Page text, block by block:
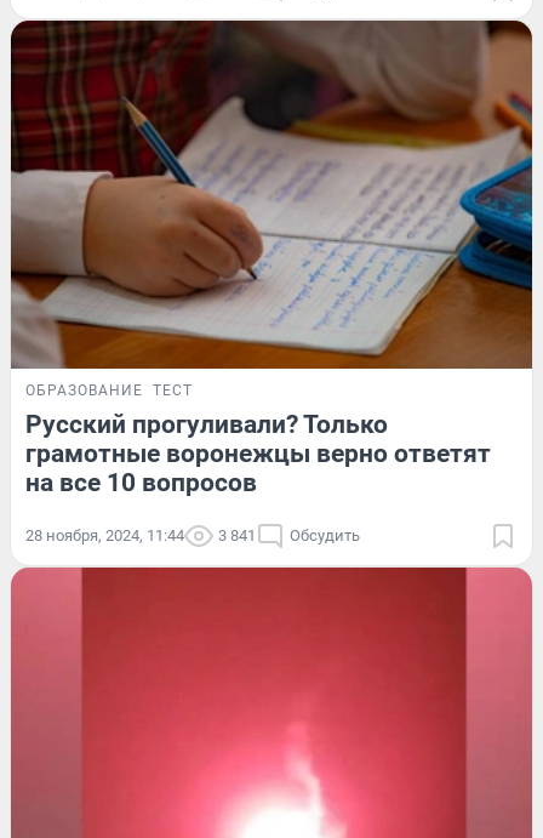
ОБРАЗОВАНИЕ ТЕСТ
Русский прогуливали? Только
грамотные воронежцы верно ответят
на все 10 вопросов
28 ноября, 2024, 11:44 3 841 Обсудить